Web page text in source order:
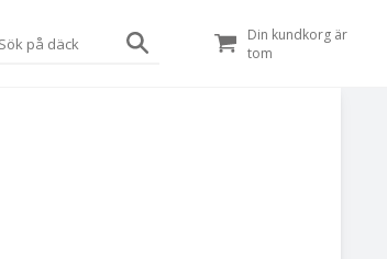
Din kundkorg är
tom